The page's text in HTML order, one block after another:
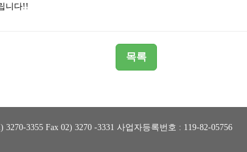
니다!!
목록
3355 Fax 02) 3270 -3331 사업자등록번호 : 119-82-05756